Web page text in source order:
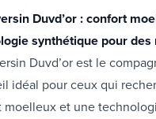
Duvd’or : confort
synthétique pour
Duvd’or est le
idéal pour ceux qui
moelleux et une